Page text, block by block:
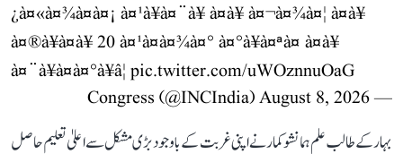
¿à¤«à¤¾à¤à¤¡ à¤¹à¥à¤¨à¥ à¤à¥ à¤¬à¤¾à¤¦ à¤­à¥
à¤®à¥à¤à¥ 20 à¤¹à¤à¤¾à¤° à¤°à¥à¤ªà¤ à¤à¥
à¤¨à¥à¤à¤°à¥â¦ pic.twitter.com/uWOznnuOaG
— Congress (@INCIndia)
August 8, 2026
بہار کے طالب علم ہمانشو کمار نے اپنی غربت کے باوجود بڑی مشکل سے اعلیٰ تعلیم حاصل